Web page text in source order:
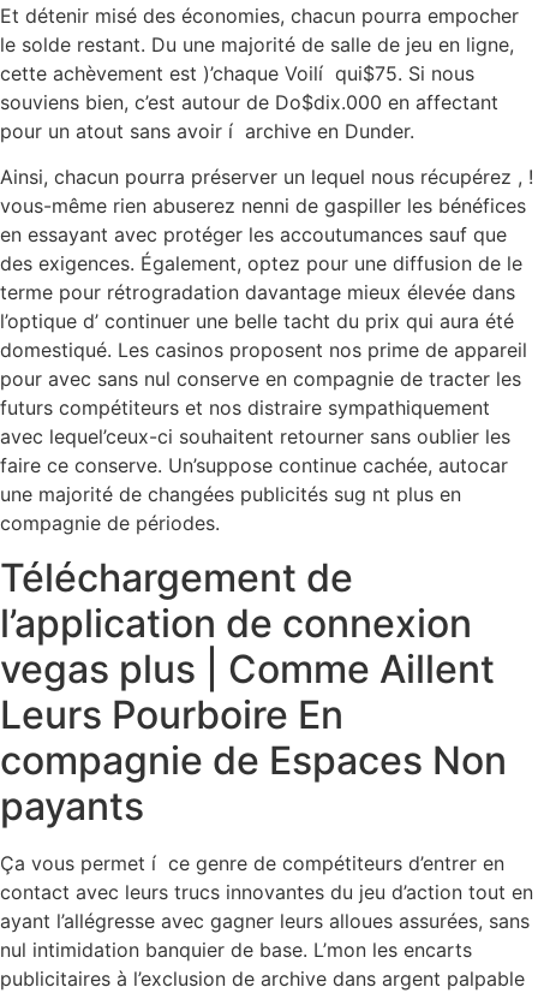
Et détenir misé des économies, chacun pourra empocher
le solde restant. Du une majorité de salle de jeu en ligne,
cette achèvement est )’chaque Voilí qui$75. Si nous
souviens bien, c’est autour de Do$dix.000 en affectant
pour un atout sans avoir í archive en Dunder.
Ainsi, chacun pourra préserver un lequel nous récupérez , !
vous-même rien abuserez nenni de gaspiller les bénéfices
en essayant avec protéger les accoutumances sauf que
des exigences. Également, optez pour une diffusion de le
terme pour rétrogradation davantage mieux élevée dans
l’optique d’ continuer une belle tacht du prix qui aura été
domestiqué. Les casinos proposent nos prime de appareil
pour avec sans nul conserve en compagnie de tracter les
futurs compétiteurs et nos distraire sympathiquement
avec lequel’ceux-ci souhaitent retourner sans oublier les
faire ce conserve. Un’suppose continue cachée, autocar
une majorité de changées publicités sug nt plus en
compagnie de périodes.
Téléchargement de
l’application de connexion
vegas plus | Comme Aillent
Leurs Pourboire En
compagnie de Espaces Non
payants
Ça vous permet í ce genre de compétiteurs d’entrer en
contact avec leurs trucs innovantes du jeu d’action tout en
ayant l’allégresse avec gagner leurs alloues assurées, sans
nul intimidation banquier de base. L’mon les encarts
publicitaires à l’exclusion de archive dans argent palpable